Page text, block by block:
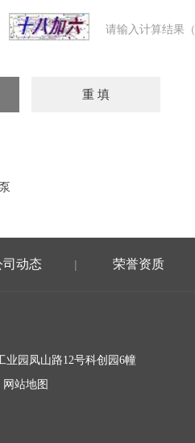
请输入计算结果
司动态 | 荣誉资质
业园凤山路12号科创园6幢
网站地图